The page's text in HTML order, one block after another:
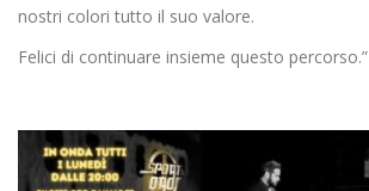
nostri colori tutto il suo valore.
Felici di continuare insieme questo percorso.”